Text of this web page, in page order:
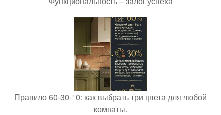
Правило 60-30-10: как выбрать три цвета для любой
комнаты.